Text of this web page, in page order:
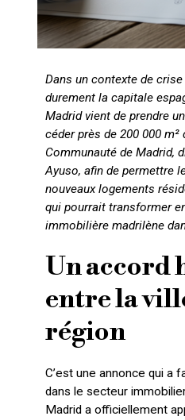
Dans un contexte de
durement la capitale
Madrid vient de prendre
céder près de 200 000
Communauté de Madrid,
Ayuso, afin de permettre
nouveaux logements
qui pourrait transformer
immobilière madrilène
Un accord
entre la
région
C’est une annonce qui a
dans le secteur
Madrid a officiellement